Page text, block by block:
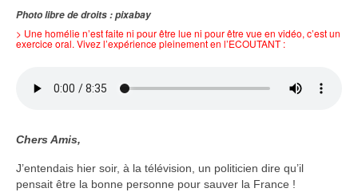
Voir
Mon témoignage
Vidéos Bibliques
Photo libre de droits : pixabay
> Une homélie n’est faite ni pour être lue ni pour être vue en vidéo, c’est un
exercice oral. Vivez l’expérience pleinement en l’ECOUTANT :
Chers Amis,
J’entendais hier soir, à la télévision, un politicien dire qu’il
pensait être la bonne personne pour sauver la France !